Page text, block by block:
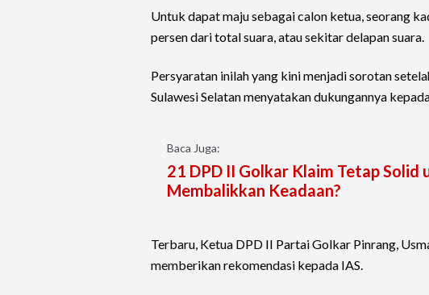
Untuk dapat maju sebagai calon ketua, seorang
persen dari total suara, atau sekitar delapan suara.
Persyaratan inilah yang kini menjadi sorotan
Sulawesi Selatan menyatakan dukungannya
Baca Juga:
21 DPD II Golkar Klaim Tetap Solid
Membalikkan Keadaan?
Terbaru, Ketua DPD II Partai Golkar Pinrang,
memberikan rekomendasi kepada IAS.